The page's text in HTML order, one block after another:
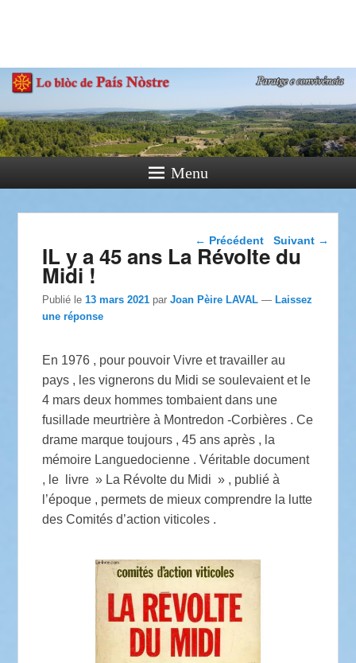
Paratge e Convivència
Menu
Navigation dans les
articles
← Précédent Suivant →
IL y a 45 ans La Révolte du
Midi !
Publié le13 mars 2021 parJoan Pèire LAVAL —Laissez
une réponse
En 1976 , pour pouvoir Vivre et travailler au
pays , les vignerons du Midi se soulevaient et le
4 mars deux hommes tombaient dans une
fusillade meurtrière à Montredon -Corbières . Ce
drame marque toujours , 45 ans après , la
mémoire Languedocienne . Véritable document
, le livre » La Révolte du Midi » , publié à
l’époque , permets de mieux comprendre la lutte
des Comités d’action viticoles .